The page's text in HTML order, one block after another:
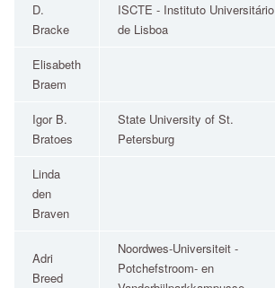
D.
Bracke
ISCTE - Instituto Universitário
de Lisboa
Elisabeth
Braem
Igor B.
Bratoes
State University of St.
Petersburg
Linda
den
Braven
Adri
Breed
Noordwes-Universiteit -
Potchefstroom- en